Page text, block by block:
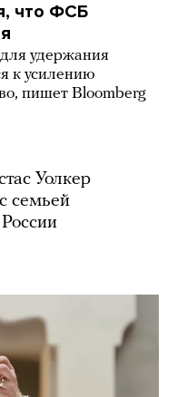
что ФСБ
удержания
к усилению
пишет Bloomberg
Уолкер
семьей